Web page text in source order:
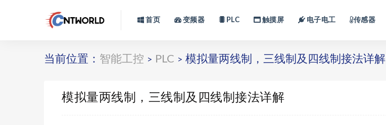
首页 变频器 PLC 触摸屏 电子电工 传感器
当前位置： 智能工控 > PLC > 模拟量两线制，三线制及四线制接法详解
模拟量两线制，三线制及四线制接法详解